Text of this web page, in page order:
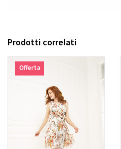
Prodotti correlati
Offerta